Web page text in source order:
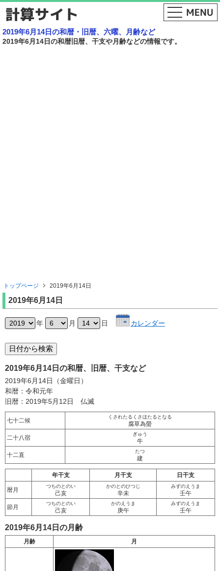
2019年6月14日の和暦・旧暦、六曜、月齢など
2019年6月14日の和暦旧暦、干支や月齢などの情報です。
トップページ 2019年6月14日
2019年6月14日
年 月 日 カレンダー
2019年6月14日の和暦、旧暦、干支など
2019年6月14日（金曜日）
和暦：令和元年
旧暦：2019年5月12日 仏滅
七十二候
くされたるくさほたるとなる
腐草為螢
二十八宿
ぎゅう
牛
十二直
たつ
建
年干支 月干支 日干支
暦月
つちのとのい
己亥
かのとのひつじ
辛未
みずのえうま
壬午
節月
つちのとのい
己亥
かのえうま
庚午
みずのえうま
壬午
2019年6月14日の月齢
月齢 月